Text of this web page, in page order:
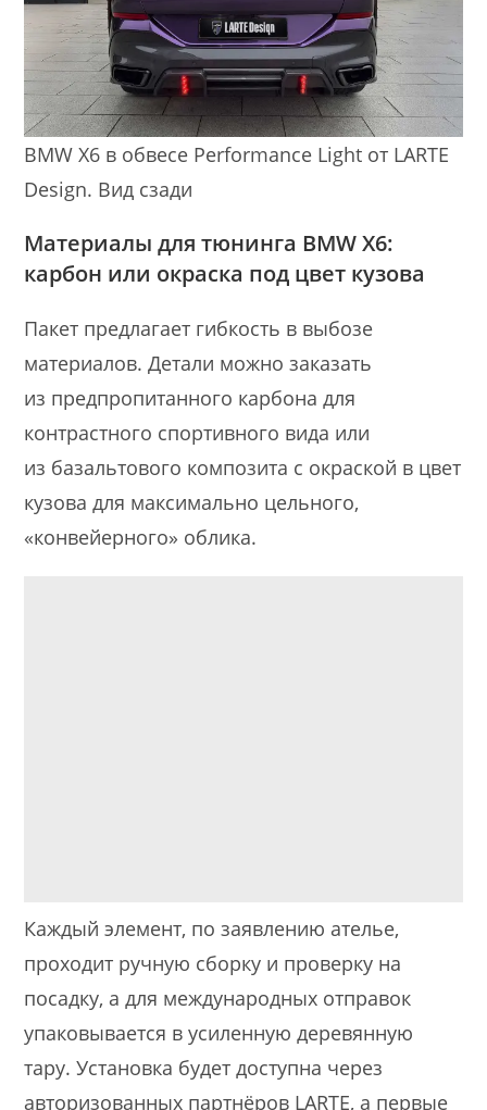
BMW X6 в обвесе Performance Light от LARTE
Design. Вид сзади
Материалы для тюнинга BMW X6:
карбон или окраска под цвет кузова
Пакет предлагает гибкость в выбозе
материалов. Детали можно заказать
из предпропитанного карбона для
контрастного спортивного вида или
из базальтового композита с окраской в цвет
кузова для максимально цельного,
«конвейерного» облика.
Каждый элемент, по заявлению ателье,
проходит ручную сборку и проверку на
посадку, а для международных отправок
упаковывается в усиленную деревянную
тару. Установка будет доступна через
авторизованных партнёров LARTE, а первые